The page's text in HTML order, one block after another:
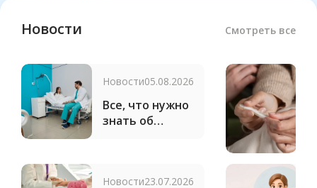
Новости Смотреть все
Новости05.08.2026
Все, что нужно
знать об
Новости23.07.2026